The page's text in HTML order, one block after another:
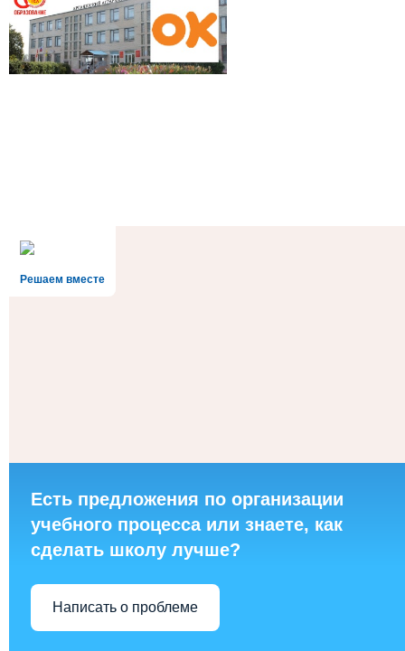
Решаем вместе
Есть предложения по организации
учебного процесса или знаете, как
сделать школу лучше?
Написать о проблеме